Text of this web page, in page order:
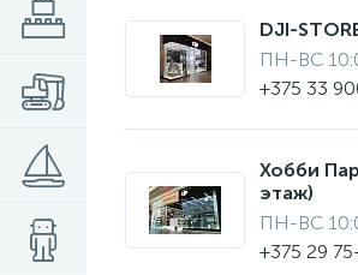
DJI-
ПН-ВС
+375 33
Хобби
этаж)
ПН-ВС
+375 29